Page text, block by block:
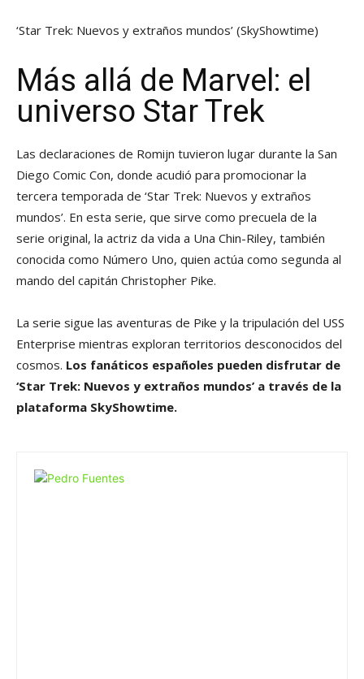
‘Star Trek: Nuevos y extraños mundos’ (SkyShowtime)
Más allá de Marvel: el
universo Star Trek
Las declaraciones de Romijn tuvieron lugar durante la San
Diego Comic Con, donde acudió para promocionar la
tercera temporada de ‘Star Trek: Nuevos y extraños
mundos’. En esta serie, que sirve como precuela de la
serie original, la actriz da vida a Una Chin-Riley, también
conocida como Número Uno, quien actúa como segunda al
mando del capitán Christopher Pike.
La serie sigue las aventuras de Pike y la tripulación del USS
Enterprise mientras exploran territorios desconocidos del
cosmos. Los fanáticos españoles pueden disfrutar de
‘Star Trek: Nuevos y extraños mundos’ a través de la
plataforma SkyShowtime.